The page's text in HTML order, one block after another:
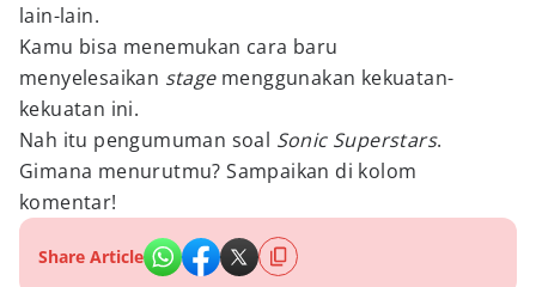
lain-lain.
Kamu bisa menemukan cara baru
menyelesaikan stage menggunakan kekuatan-
kekuatan ini.
Nah itu pengumuman soal Sonic Superstars.
Gimana menurutmu? Sampaikan di kolom
komentar!
Share Article